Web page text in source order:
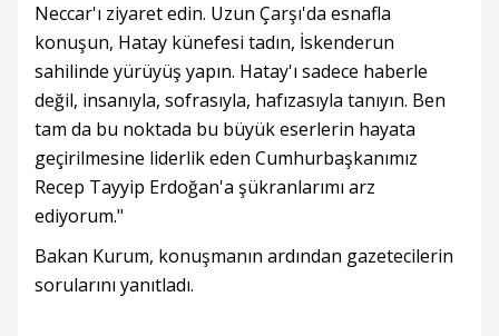
Neccar'ı ziyaret edin. Uzun Çarşı'da esnafla
konuşun, Hatay künefesi tadın, İskenderun
sahilinde yürüyüş yapın. Hatay'ı sadece haberle
değil, insanıyla, sofrasıyla, hafızasıyla tanıyın. Ben
tam da bu noktada bu büyük eserlerin hayata
geçirilmesine liderlik eden Cumhurbaşkanımız
Recep Tayyip Erdoğan'a şükranlarımı arz
ediyorum."
Bakan Kurum, konuşmanın ardından gazetecilerin
sorularını yanıtladı.